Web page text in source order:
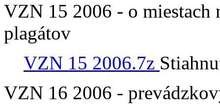
VZN 15 2006 - o miestach
plagátov
VZN 15 2006.7z
VZN 16 2006 -